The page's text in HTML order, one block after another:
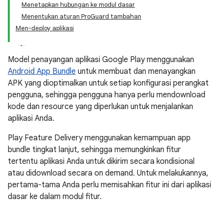
Menetapkan hubungan ke modul dasar
Menentukan aturan ProGuard tambahan
Men-deploy aplikasi
Model penayangan aplikasi Google Play menggunakan
Android App Bundle untuk membuat dan menayangkan
APK yang dioptimalkan untuk setiap konfigurasi perangkat
pengguna, sehingga pengguna hanya perlu mendownload
kode dan resource yang diperlukan untuk menjalankan
aplikasi Anda.
Play Feature Delivery menggunakan kemampuan app
bundle tingkat lanjut, sehingga memungkinkan fitur
tertentu aplikasi Anda untuk dikirim secara kondisional
atau didownload secara on demand. Untuk melakukannya,
pertama-tama Anda perlu memisahkan fitur ini dari aplikasi
dasar ke dalam modul fitur.